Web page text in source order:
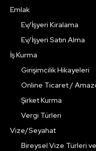
Emlak
Ev/İşyeri Kiralama
Ev/İşyeri Satın Alma
İş Kurma
Girişimcilik Hikayeleri
Online Ticaret /
Şirket Kurma
Vergi Türleri
Vize/Seyahat
Bireysel Vize Türleri ve